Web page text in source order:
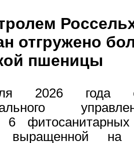
отгружено
пшеницы
2026 года
на